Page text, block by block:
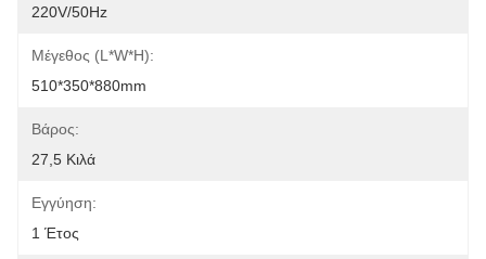
220V/50Hz
Μέγεθος (L*W*H):
510*350*880mm
Βάρος:
27,5 Κιλά
Εγγύηση:
1 Έτος